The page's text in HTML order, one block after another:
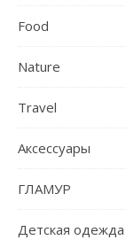
Food
Nature
Travel
Аксессуары
ГЛАМУР
Детская одежда